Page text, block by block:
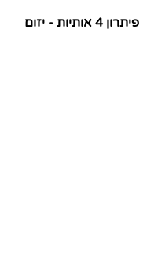
פיתרון 4 אותיות - יזום